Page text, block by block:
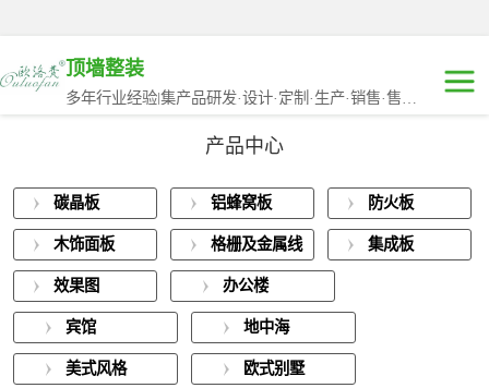
顶墙整装
产品中心
碳晶板 铝蜂窝板 防火板
木饰面板
格栅及金属线
条
集成板
效果图 办公楼
宾馆 地中海
美式风格 欧式别墅
铝蜂窝板
防火板
木饰面板
格栅及金属线条